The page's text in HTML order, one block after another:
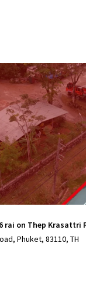
rai on Thep Krasattri
Phuket, 83110, TH